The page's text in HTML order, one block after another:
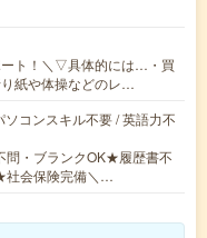
ート！＼▽具体的には…・買
紙や体操などのレ…
コンスキル不要 / 英語力不
問・ブランクOK★履歴書不
社会保険完備＼…